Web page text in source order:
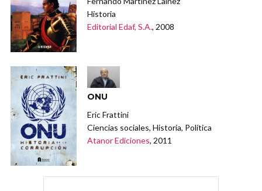
Historia
Editorial Edaf, S.A., 2008
ONU
Eric Frattini
Ciencias sociales, Historia, Política
Atanor Ediciones, 2011